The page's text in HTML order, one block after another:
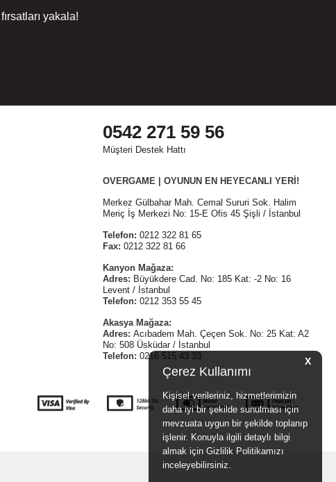
X
Çerez Kullanımı
Kişisel verileriniz, hizmetlerimizin
daha iyi bir şekilde sunulması için
mevzuata uygun bir şekilde toplanıp
işlenir. Konuyla ilgili detaylı bilgi
almak için Gizlilik Politikamızı
inceleyebilirsiniz.
yakala!
0542 271 59 56
Müşteri Destek Hattı
OVERGAME | OYUNUN EN HEYECANLI YERİ!
Merkez Gülbahar Mah. Cemal Sururi Sok. Halim
Meriç İş Merkezi No: 15-E Ofis 45 Şişli / İstanbul
Telefon: 0212 322 81 65
Fax: 0212 322 81 66
Kanyon Mağaza:
Adres: Büyükdere Cad. No: 185 Kat: -2 No: 16
Levent / İstanbul
Telefon: 0212 353 55 45
Akasya Mağaza:
Adres: Acıbadem Mah. Çeçen Sok. No: 25 Kat: A2
No: 508 Üsküdar / İstanbul
Telefon: 0216 515 43 33